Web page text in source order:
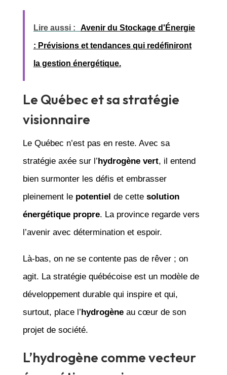
Lire aussi : Avenir du Stockage d'Énergie
: Prévisions et tendances qui redéfiniront
la gestion énergétique.
Le Québec et sa stratégie
visionnaire
Le Québec n’est pas en reste. Avec sa
stratégie axée sur l’hydrogène vert, il entend
bien surmonter les défis et embrasser
pleinement le potentiel de cette solution
énergétique propre. La province regarde vers
l’avenir avec détermination et espoir.
Là-bas, on ne se contente pas de rêver ; on
agit. La stratégie québécoise est un modèle de
développement durable qui inspire et qui,
surtout, place l’hydrogèneau cœur de son
projet de société.
L’hydrogène comme vecteur